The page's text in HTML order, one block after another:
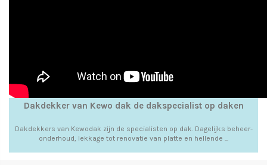
Dakdekker van Kewo dak de dakspecialist op daken
Dakdekkers van Kewodak zijn de specialisten op dak. Dagelijks beheer-
onderhoud, lekkage tot renovatie van platte en hellende ...